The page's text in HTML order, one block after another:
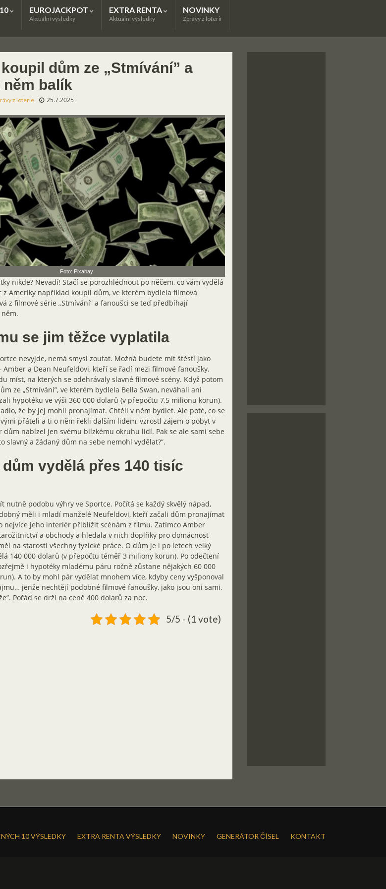
EUROJACKPOT
Aktuální výsledky
EXTRA RENTA
Aktuální výsledky
NOVINKY
Zprávy z loterií
dům ze „Stmívání” a
balík
z loterie 25.7.2025
Foto: Pixabay
nikde? Nevadí! Stačí se porozhlédnout po něčem, co vám vydělá
z Ameriky například koupil dům, ve kterém bydlela filmová
z filmové série „Stmívání” a fanoušci se teď předbíhají
se jim těžce vyplatila
nevyjde, nemá smysl zoufat. Možná budete mít štěstí jako
Amber a Dean Neufeldovi, kteří se řadí mezi filmové fanoušky.
míst, na kterých se odehrávaly slavné filmové scény. Když potom
ze „Stmívání”, ve kterém bydlela Bella Swan, neváhali ani
hypotéku ve výši 360 000 dolarů (v přepočtu 7,5 milionu korun).
že by jej mohli pronajímat. Chtěli v něm bydlet. Ale poté, co se
přáteli a ti o něm řekli dalším lidem, vzrostl zájem o pobyt v
dům nabízel jen svému blízkému okruhu lidí. Pak se ale sami sebe
slavný a žádaný dům na sebe nemohl vydělat?”.
vydělá přes 140 tisíc
nutně podobu výhry ve Sportce. Počítá se každý skvělý nápad,
měli i mladí manželé Neufeldovi, kteří začali dům pronajímat
nejvíce jeho interiér přiblížit scénám z filmu. Zatímco Amber
a obchody a hledala v nich doplňky pro domácnost
na starosti všechny fyzické práce. O dům je i po letech velký
140 000 dolarů (v přepočtu téměř 3 miliony korun). Po odečtení
i hypotéky mladému páru ročně zůstane nějakých 60 000
A to by mohl pár vydělat mnohem více, kdyby ceny vyšponoval
jenže nechtějí podobné filmové fanoušky, jako jsou oni sami,
Pořád se drží na ceně 400 dolarů za noc.
5/5 - (1 vote)
10 VÝSLEDKY EXTRA RENTA VÝSLEDKY NOVINKY GENERÁTOR ČÍSEL
KONTAKT